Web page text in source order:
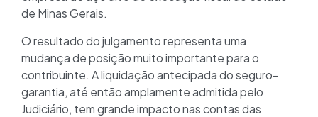
de Minas Gerais.
O resultado do julgamento representa uma
mudança de posição muito importante para o
contribuinte. A liquidação antecipada do seguro-
garantia, até então amplamente admitida pelo
Judiciário, tem grande impacto nas contas das